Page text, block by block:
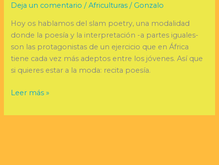
Deja un comentario /Africulturas / Gonzalo
Hoy os hablamos del slam poetry, una modalidad
donde la poesía y la interpretación -a partes iguales-
son las protagonistas de un ejercicio que en África
tiene cada vez más adeptos entre los jóvenes. Así que
si quieres estar a la moda: recita poesía.
Leer más »